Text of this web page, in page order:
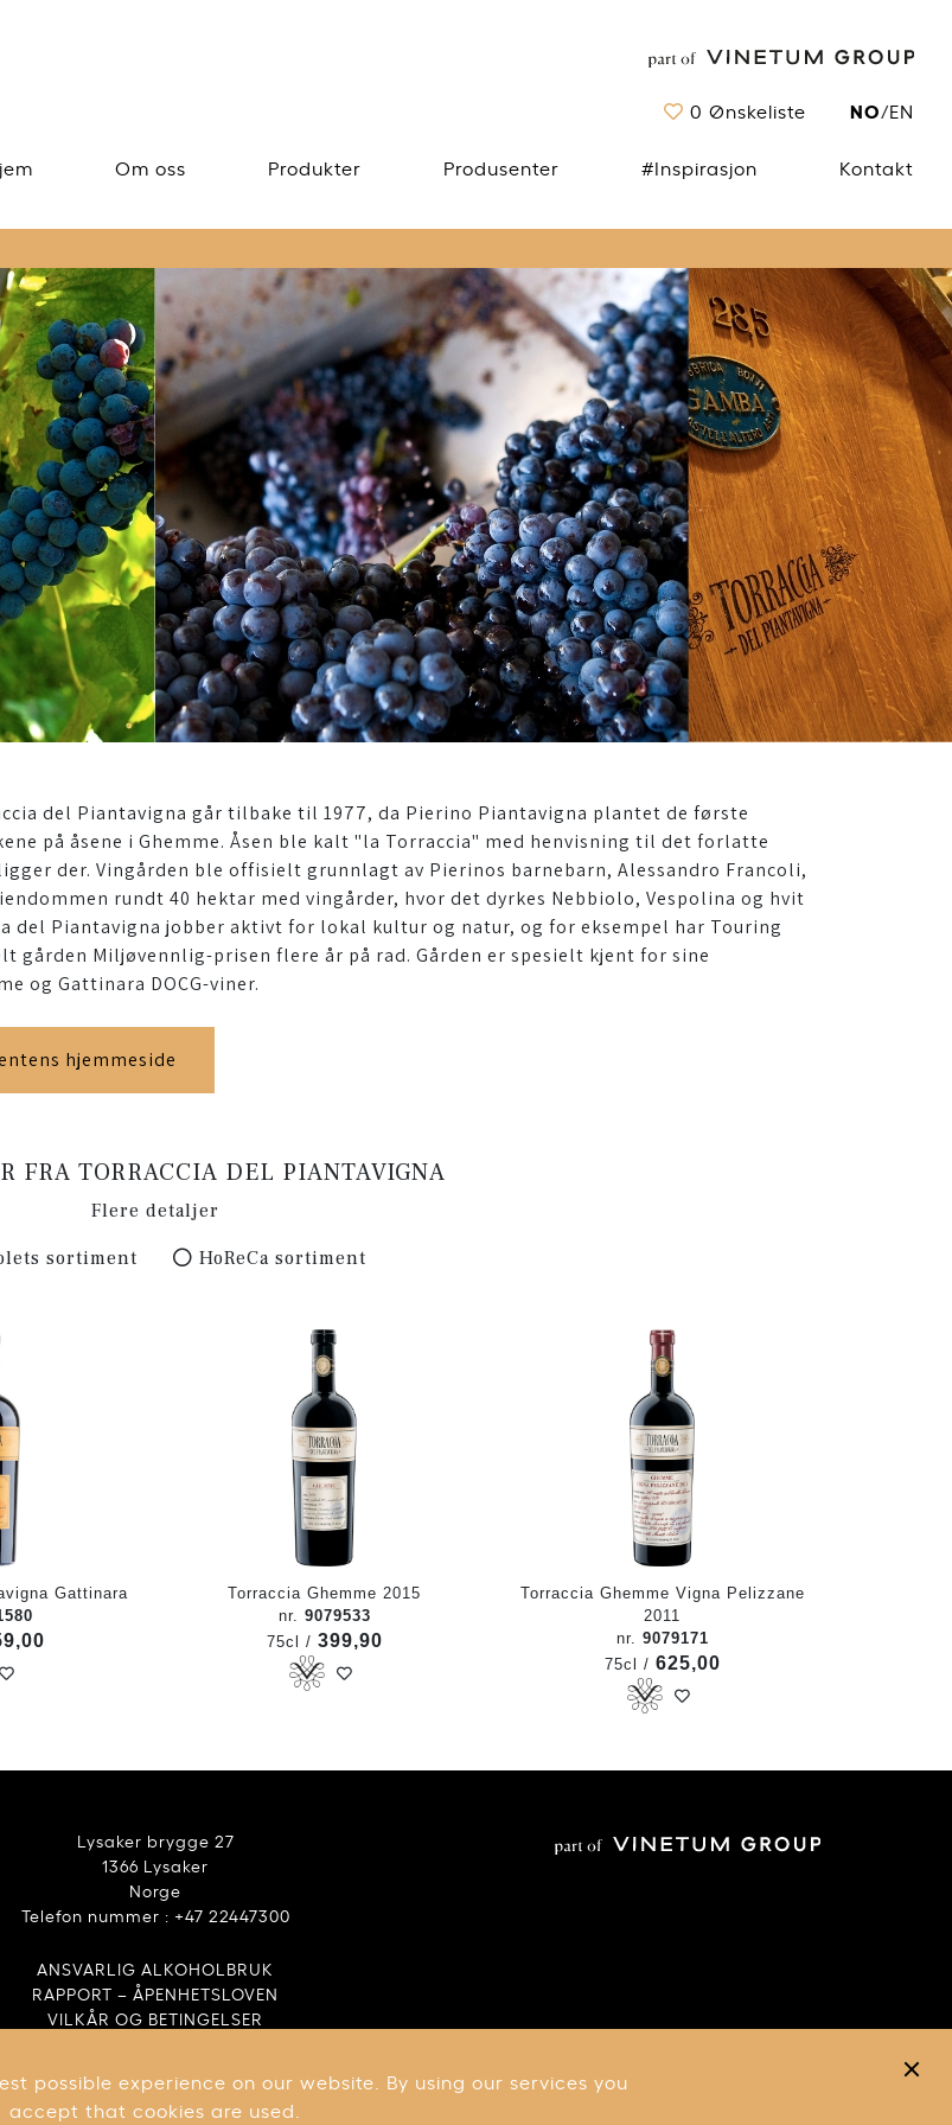
possible experience on our website. By using our services you
accept that cookies are used.
0 Ønskeliste NO/EN
Om oss Produkter Produsenter #Inspirasjon Kontakt
del Piantavigna går tilbake til 1977, da Pierino Piantavigna plantet de første
på åsene i Ghemme. Åsen ble kalt "la Torraccia" med henvisning til det forlatte
der. Vingården ble offisielt grunnlagt av Pierinos barnebarn, Alessandro Francoli,
rundt 40 hektar med vingårder, hvor det dyrkes Nebbiolo, Vespolina og hvit
del Piantavigna jobber aktivt for lokal kultur og natur, og for eksempel har Touring
gården Miljøvennlig-prisen flere år på rad. Gården er spesielt kjent for sine
og Gattinara DOCG-viner.
hjemmeside
FRA TORRACCIA DEL PIANTAVIGNA
Flere detaljer
sortiment
HoReCa sortiment
Gattinara
Torraccia Ghemme 2015
nr. 9079533
75cl / 399,90
Torraccia Ghemme Vigna Pelizzane
2011
nr. 9079171
75cl / 625,00
Lysaker brygge 27
1366 Lysaker
Norge
Telefon nummer : +47 22447300
ANSVARLIG ALKOHOLBRUK
RAPPORT – ÅPENHETSLOVEN
VILKÅR OG BETINGELSER